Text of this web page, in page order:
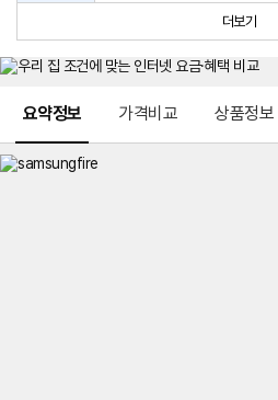
원
선
택
약
정
인
법
더보기
요약정보 가격비교 상품정보